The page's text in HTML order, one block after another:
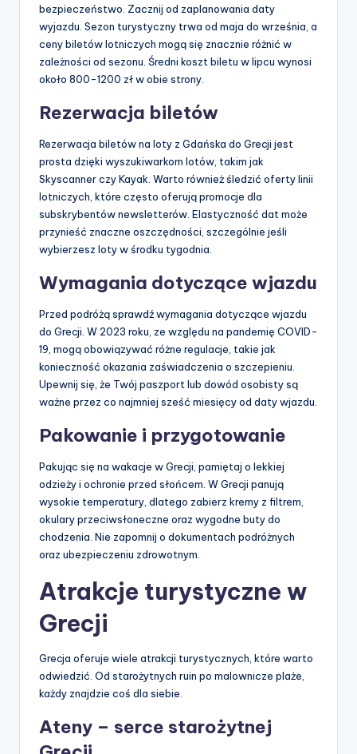
bezpieczeństwo. Zacznij od zaplanowania daty
wyjazdu. Sezon turystyczny trwa od maja do września, a
ceny biletów lotniczych mogą się znacznie różnić w
zależności od sezonu. Średni koszt biletu w lipcu wynosi
około 800-1200 zł w obie strony.
Rezerwacja biletów
Rezerwacja biletów na loty z Gdańska do Grecji jest
prosta dzięki wyszukiwarkom lotów, takim jak
Skyscanner czy Kayak. Warto również śledzić oferty linii
lotniczych, które często oferują promocje dla
subskrybentów newsletterów. Elastyczność dat może
przynieść znaczne oszczędności, szczególnie jeśli
wybierzesz loty w środku tygodnia.
Wymagania dotyczące wjazdu
Przed podróżą sprawdź wymagania dotyczące wjazdu
do Grecji. W 2023 roku, ze względu na pandemię COVID-
19, mogą obowiązywać różne regulacje, takie jak
konieczność okazania zaświadczenia o szczepieniu.
Upewnij się, że Twój paszport lub dowód osobisty są
ważne przez co najmniej sześć miesięcy od daty wjazdu.
Pakowanie i przygotowanie
Pakując się na wakacje w Grecji, pamiętaj o lekkiej
odzieży i ochronie przed słońcem. W Grecji panują
wysokie temperatury, dlatego zabierz kremy z filtrem,
okulary przeciwsłoneczne oraz wygodne buty do
chodzenia. Nie zapomnij o dokumentach podróżnych
oraz ubezpieczeniu zdrowotnym.
Atrakcje turystyczne w
Grecji
Grecja oferuje wiele atrakcji turystycznych, które warto
odwiedzić. Od starożytnych ruin po malownicze plaże,
każdy znajdzie coś dla siebie.
Ateny – serce starożytnej